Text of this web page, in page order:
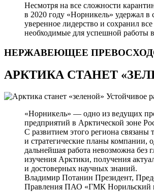
Несмотря на все сложности
в 2020 году «Норникель» удержал в
уверенное лидерство и сохранил
необходимые для успешной работы
НЕРЖАВЕЮЩЕЕ
АРКТИКА СТАНЕТ
Устойчивое
«Норникель» — одно из ведущих
предприятий в Арктической зоне
С развитием этого региона связаны
и стратегические планы компании,
дальнейшая работа невозможна без
изучения Арктики, получения
и достоверных научных знаний.
Владимир Потанин Президент,
Правления ПАО «ГМК Норильский